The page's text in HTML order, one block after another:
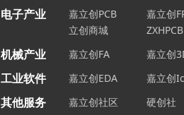
电子产业 嘉立创PCB
嘉立创
立创商城
ZXHPCB
机械产业 嘉立创FA 嘉立创
工业软件 嘉立创EDA 嘉立创
其他服务 嘉立创社区 硬创社